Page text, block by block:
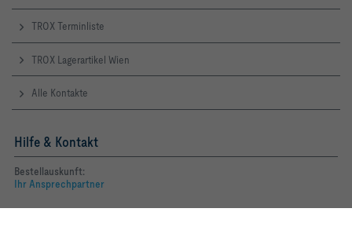
TROX Terminliste
TROX Lagerartikel Wien
Alle Kontakte
Hilfe & Kontakt
Bestellauskunft:
Ihr Ansprechpartner
Technische Beratung: